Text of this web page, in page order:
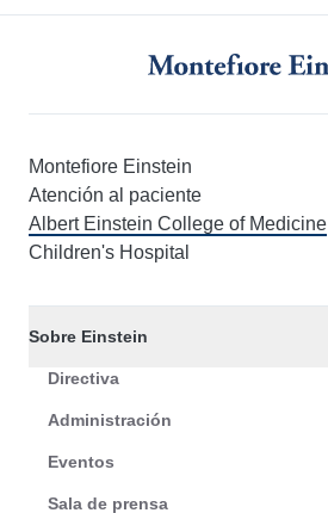
Montefiore Einstein
Atención al paciente
Albert Einstein College of Medicine
Children's Hospital
Sobre Einstein
Directiva
Administración
Eventos
Sala de prensa